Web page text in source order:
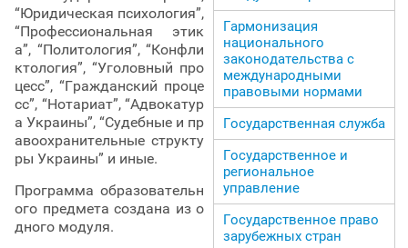
“Юридическая психология”,
“Профессиональная этик
а”, “Политология”, “Конфли
ктология”, “Уголовный про
цесс”, “Гражданский проце
сс”, “Нотариат”, “Адвокатур
а Украины”, “Судебные и пр
авоохранительные структу
ры Украины” и иные.
Программа образовательн
ого предмета создана из о
дного модуля.
Гармонизация
национального
законодательства с
международными
правовыми нормами
Государственная служба
Государственное и
региональное
управление
Государственное право
зарубежных стран